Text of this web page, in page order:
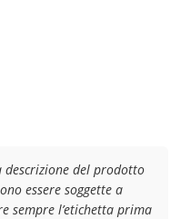
del prodotto
essere soggette a
sempre l’etichetta prima